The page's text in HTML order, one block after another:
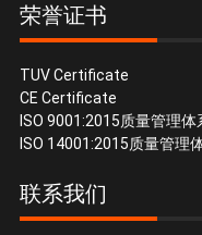
荣誉证书
TUV Certificate
CE Certificate
ISO 9001:2015质量管理体
ISO 14001:2015质量管理
联系我们